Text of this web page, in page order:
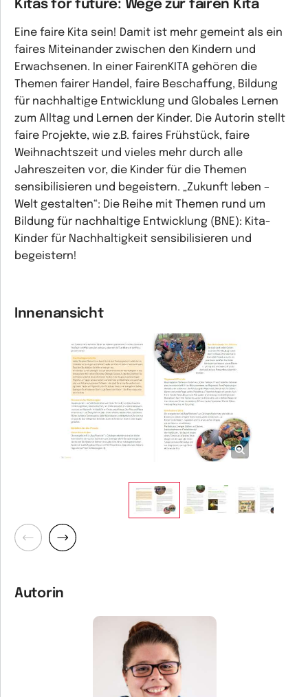
Kitas for future: Wege zur fairen Kita
Eine faire Kita sein! Damit ist mehr gemeint als ein
faires Miteinander zwischen den Kindern und
Erwachsenen. In einer FairenKITA gehören die
Themen fairer Handel, faire Beschaffung, Bildung
für nachhaltige Entwicklung und Globales Lernen
zum Alltag und Lernen der Kinder. Die Autorin stellt
faire Projekte, wie z.B. faires Frühstück, faire
Weihnachtszeit und vieles mehr durch alle
Jahreszeiten vor, die Kinder für die Themen
sensibilisieren und begeistern. „Zukunft leben –
Welt gestalten“: Die Reihe mit Themen rund um
Bildung für nachhaltige Entwicklung (BNE): Kita-
Kinder für Nachhaltigkeit sensibilisieren und
begeistern!
Innenansicht
Autorin